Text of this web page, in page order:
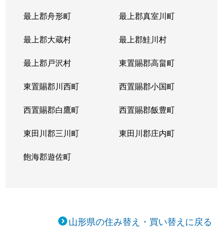
最上郡舟形町 最上郡真室川町
最上郡大蔵村 最上郡鮭川村
最上郡戸沢村 東置賜郡高畠町
東置賜郡川西町 西置賜郡小国町
西置賜郡白鷹町 西置賜郡飯豊町
東田川郡三川町 東田川郡庄内町
飽海郡遊佐町
山形県の住み替え・買い替えに戻る